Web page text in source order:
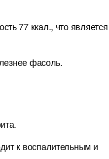
77 ккал., что является
фасоль.
к воспалительным и